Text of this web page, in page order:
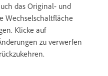
das Original- und
Wechselschaltfläche
Klicke auf
zu verwerfen